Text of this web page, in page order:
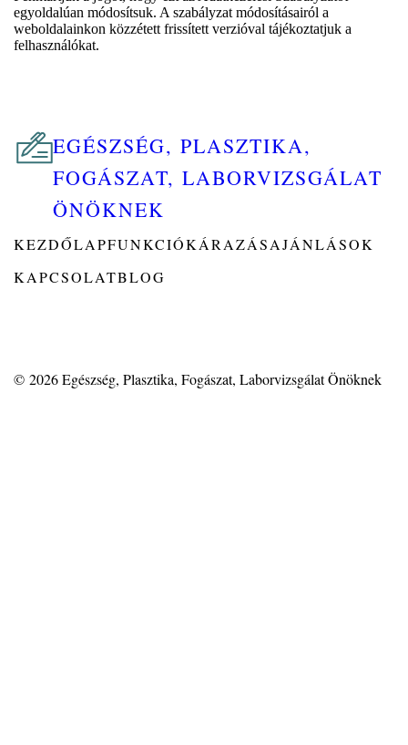
egyoldalúan módosítsuk. A szabályzat módosításairól a
weboldalainkon közzétett frissített verzióval tájékoztatjuk a
felhasználókat.
EGÉSZSÉG, PLASZTIKA,
FOGÁSZAT, LABORVIZSGÁLAT
ÖNÖKNEK
KEZDŐLAPFUNKCIÓKÁRAZÁSAJÁNLÁSOK
KAPCSOLATBLOG
© 2026Egészség, Plasztika, Fogászat, Laborvizsgálat Önöknek